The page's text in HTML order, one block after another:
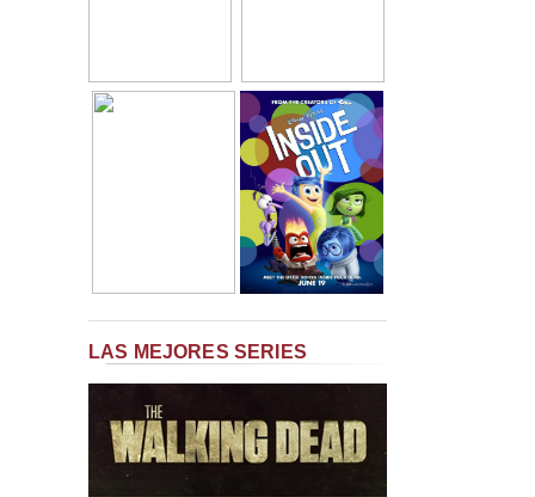
LAS MEJORES SERIES